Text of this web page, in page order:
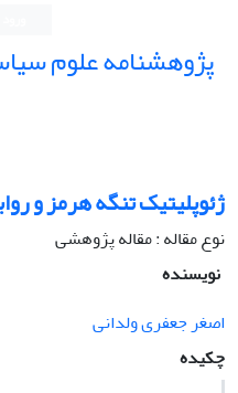
پژوهشنامه علوم
ژئوپلیتیک تنگه هرمز و
نوع مقاله : مقاله پژوهشی
نویسنده
اصغر جعفری ولدانی
چکیده